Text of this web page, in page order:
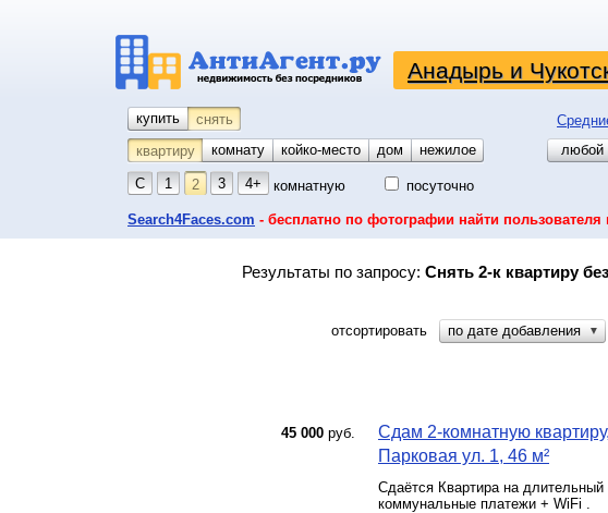
Анадырь и
купить снять
квартиру
комнату койко-место дом гараж
участок
нежилое
С 1 2 3 4+ комнатную посуточно
любой
Search4Faces.com - бесплатно по фотографии найти
Результаты по запросу: Снять 2-к квартиру
отсортировать по дате добавления ▼
45 000 руб.
Сдам 2-комнатную
Парковая ул. 1, 46 м²
Сдаётся Квартира на
коммунальные платежи + WiFi .